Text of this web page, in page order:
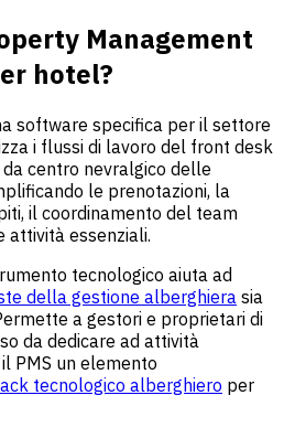
Management
hotel?
software specifica per il settore
i flussi di lavoro del front desk
centro nevralgico delle
le prenotazioni, la
il coordinamento del team
essenziali.
tecnologico aiuta ad
della gestione alberghiera sia
a gestori e proprietari di
da dedicare ad attività
PMS un elemento
tecnologico alberghiero per